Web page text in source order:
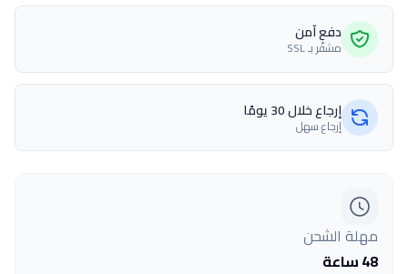
دفع آمن
مشفّر بـ SSL
إرجاع خلال 30 يومًا
إرجاع سهل
مهلة الشحن
48 ساعة